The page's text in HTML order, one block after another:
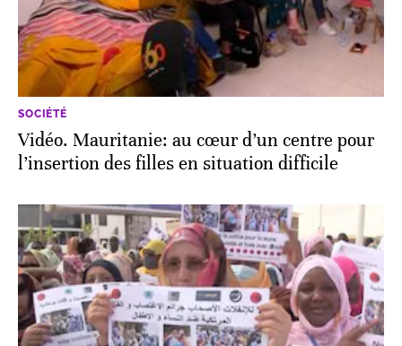
SOCIÉTÉ
Vidéo. Mauritanie: au cœur d’un centre pour
l’insertion des filles en situation difficile